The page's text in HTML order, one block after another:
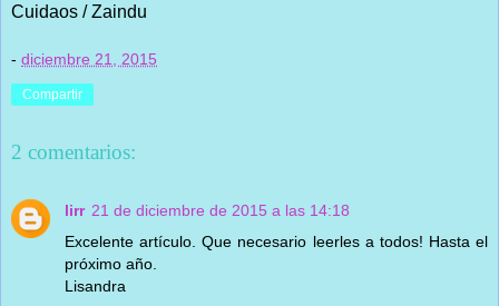
Cuidaos / Zaindu
- diciembre 21, 2015
Compartir
2 comentarios:
lirr 21 de diciembre de 2015 a las 14:18
Excelente artículo. Que necesario leerles a todos! Hasta el
próximo año.
Lisandra